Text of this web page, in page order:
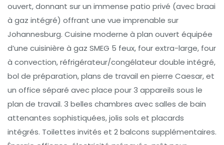
ouvert, donnant sur un immense patio privé (avec braai
à gaz intégré) offrant une vue imprenable sur
Johannesburg. Cuisine moderne à plan ouvert équipée
d’une cuisinière à gaz SMEG 5 feux, four extra-large, four
à convection, réfrigérateur/congélateur double intégré,
bol de préparation, plans de travail en pierre Caesar, et
un office séparé avec place pour 3 appareils sous le
plan de travail. 3 belles chambres avec salles de bain
attenantes sophistiquées, jolis sols et placards
intégrés. Toilettes invités et 2 balcons supplémentaires.